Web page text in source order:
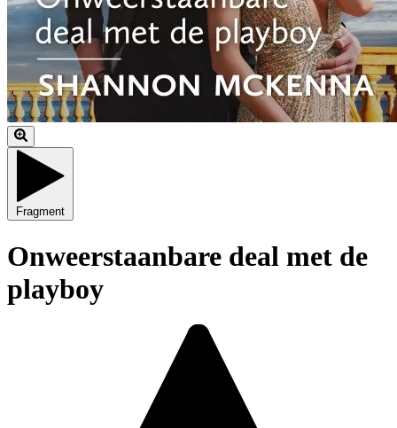
Fragment
Onweerstaanbare deal met de
playboy